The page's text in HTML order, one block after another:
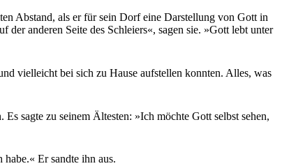
Abstand, als er für sein Dorf eine Darstellung von Gott in
anderen Seite des Schleiers«, sagen sie. »Gott lebt unter
vielleicht bei sich zu Hause aufstellen konnten. Alles, was
sagte zu seinem Ältesten: »Ich möchte Gott selbst sehen,
Er sandte ihn aus.